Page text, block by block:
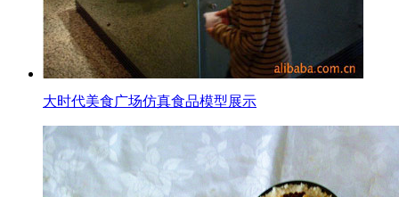
大时代美食广场仿真食品模型展示